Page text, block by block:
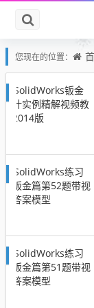
您现在的位置：